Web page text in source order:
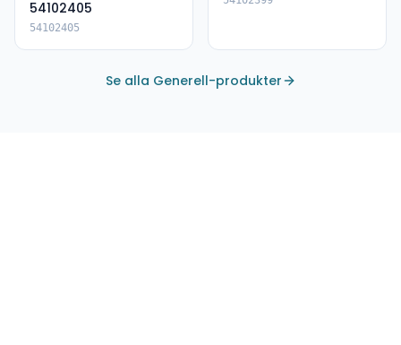
54102405
54102405
Se alla Generell-produkter